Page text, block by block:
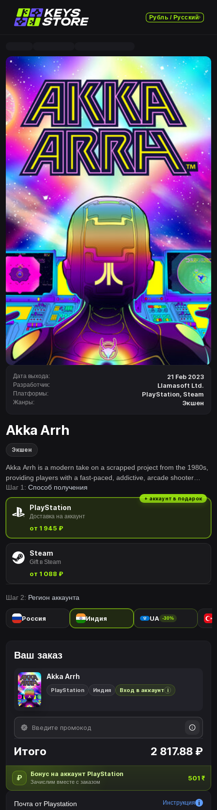
Рубль / Русский
Дата выхода: 21 Feb 2023
Разработчик: Llamasoft Ltd.
Платформы: PlayStation, Steam
Жанры: Экшен
Akka Arrh
Экшен
Akka Arrh is a modern take on a scrapped project from the 1980s,
providing players with a fast-paced, addictive, arcade shooter
experience and psychedelic visuals. Protect your life rings as you
chain together combos and go for a high score!
Шаг 1: Способ получения
PlayStation
Доставка на аккаунт
от 1 945 ₽
+ аккаунт в подарок
Steam
Gift в Steam
от 1 088 ₽
Шаг 2: Регион аккаунта
Россия Индия UA -30%
Ваш заказ
Akka Arrh
PlayStation Индия Вход в аккаунт i
Итого 2 817.88 ₽
₽ Бонус на аккаунт PlayStation
Зачислим вместе с заказом
501 ₹
Почта от Playstation
Инструкция